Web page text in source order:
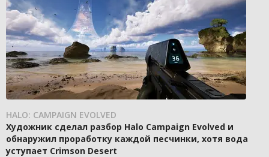
HALO: CAMPAIGN EVOLVED
Художник сделал разбор Halo Campaign Evolved и
обнаружил проработку каждой песчинки, хотя вода
уступает Crimson Desert